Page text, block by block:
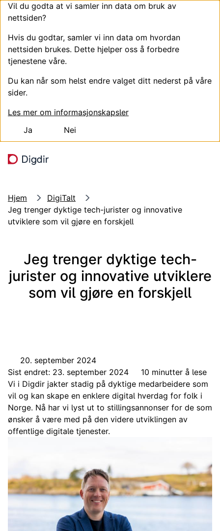
Vil du godta at vi samler inn data om bruk av
nettsiden?
Hvis du godtar, samler vi inn data om hvordan
nettsiden brukes. Dette hjelper oss å forbedre
tjenestene våre.
Du kan når som helst endre valget ditt nederst på våre
sider.
Les mer om informasjonskapsler
Ja
Nei
Hjem
DigiTalt
Jeg trenger dyktige tech-jurister og innovative
utviklere som vil gjøre en forskjell
Jeg trenger dyktige tech-
jurister og innovative utviklere
som vil gjøre en forskjell
20. september 2024
Sist endret: 23. september 2024
10 minutter å lese
Vi i Digdir jakter stadig på dyktige medarbeidere som
vil og kan skape en enklere digital hverdag for folk i
Norge. Nå har vi lyst ut to stillingsannonser for de som
ønsker å være med på den videre utviklingen av
offentlige digitale tjenester.